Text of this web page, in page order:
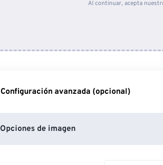
Al continuar, acepta
Configuración avanzada (opcional)
Opciones de imagen